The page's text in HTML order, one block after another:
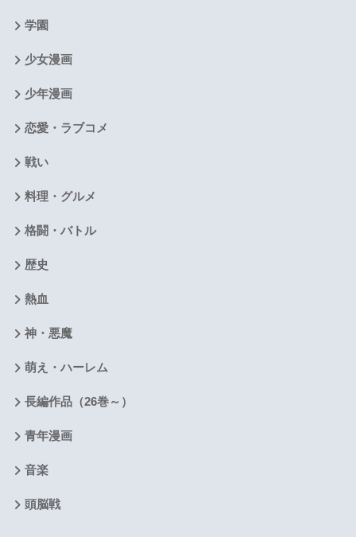
学園
少女漫画
少年漫画
恋愛・ラブコメ
戦い
料理・グルメ
格闘・バトル
歴史
熱血
神・悪魔
萌え・ハーレム
長編作品（26巻～）
青年漫画
音楽
頭脳戦